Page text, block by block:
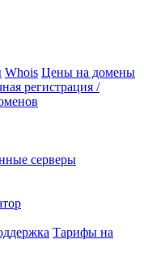
Whois Цены на домены
регистрация /
серверы
Тарифы на